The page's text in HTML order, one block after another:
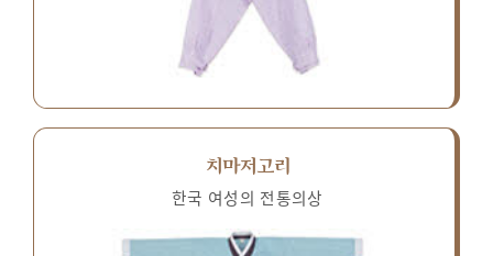
치마저고리
한국 여성의 전통의상